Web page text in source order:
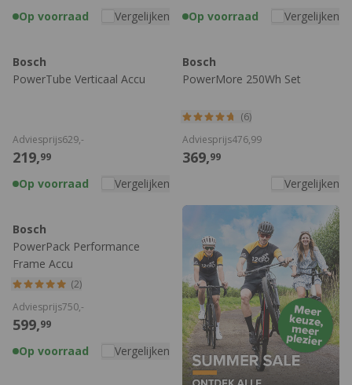
Op voorraad Vergelijken Op voorraad Vergelijken
Bosch
PowerTube Verticaal Accu
219,99
Adviesprijs629,-
Op voorraad Vergelijken
Bosch
PowerMore 250Wh Set
(6)
369,99
Adviesprijs476,99
Vergelijken
Bosch
PowerPack Performance
Frame Accu
(2)
599,99
Adviesprijs750,-
Op voorraad Vergelijken